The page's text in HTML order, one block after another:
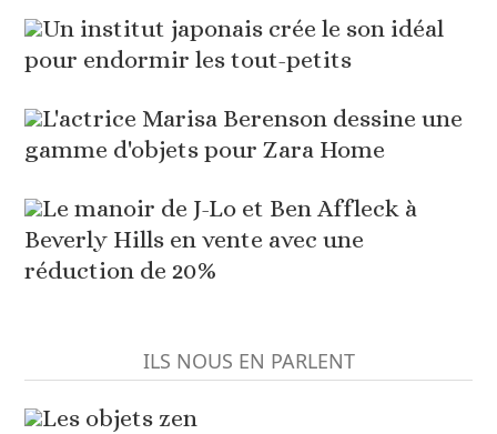
Un institut japonais crée le son idéal
pour endormir les tout-petits
L'actrice Marisa Berenson dessine une
gamme d'objets pour Zara Home
Le manoir de J-Lo et Ben Affleck à
Beverly Hills en vente avec une
réduction de 20%
ILS NOUS EN PARLENT
Les objets zen